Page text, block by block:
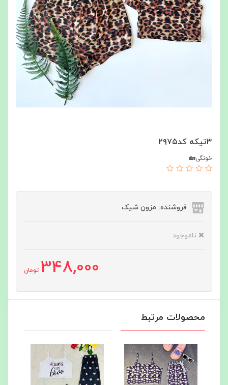
۳تیکه کد۲۹۷۵
خونگی🏡
فروشنده: مزون شیک
ناموجود
348,000 تومان
محصولات مرتبط